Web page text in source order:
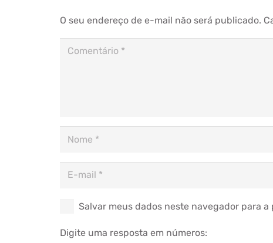
O seu endereço de e-mail não será publicado.
Salvar meus dados neste navegador para
Digite uma resposta em números: